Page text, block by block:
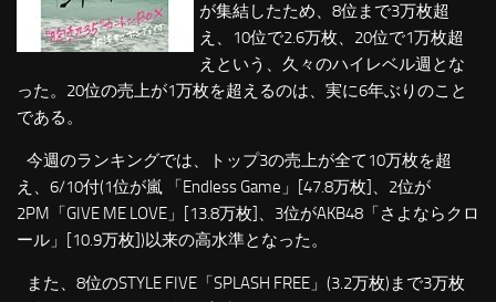
が集結したため、8位まで3万枚超
え、10位で2.6万枚、20位で1万枚超
えという、久々のハイレベル週とな
った。20位の売上が1万枚を超えるのは、実に6年ぶりのこと
である。
今週のランキングでは、トップ3の売上が全て10万枚を超
え、6/10付(1位が嵐 「Endless Game」[47.8万枚]、2位が
2PM「GIVE ME LOVE」[13.8万枚]、3位がAKB48「さよならクロ
ール」[10.9万枚])以来の高水準となった。
また、8位のSTYLE FIVE「SPLASH FREE」(3.2万枚)まで3万枚